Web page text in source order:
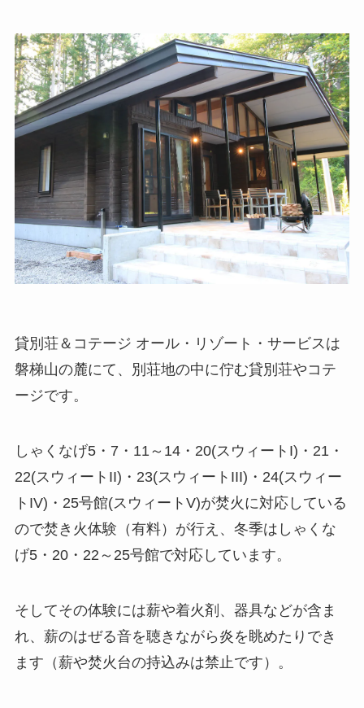
貸別荘＆コテージ オール・リゾート・サービスは
磐梯山の麓にて、別荘地の中に佇む貸別荘やコテ
ージです。
しゃくなげ5・7・11～14・20(スウィートI)・21・
22(スウィートII)・23(スウィートIII)・24(スウィー
トIV)・25号館(スウィートV)が焚火に対応している
ので焚き火体験（有料）が行え、冬季はしゃくな
げ5・20・22～25号館で対応しています。
そしてその体験には薪や着火剤、器具などが含ま
れ、薪のはぜる音を聴きながら炎を眺めたりでき
ます（薪や焚火台の持込みは禁止です）。